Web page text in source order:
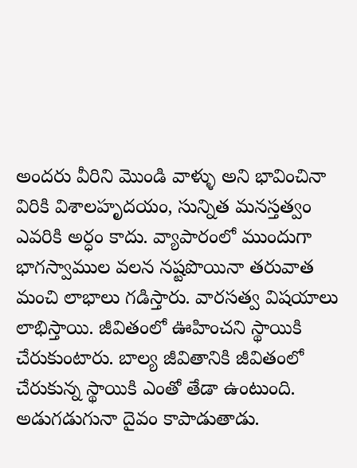
అందరు వీరిని మొండి వాళ్ళు అని భావించినా
విరికి విశాలహృదయం, సున్నిత మనస్తత్వం
ఎవరికి అర్ధం కాదు. వ్యాపారంలో ముందుగా
భాగస్వాముల వలన నష్టపొయినా తరువాత
మంచి లాభాలు గడిస్తారు. వారసత్వ విషయాలు
లాభిస్తాయి. జీవితంలో ఊహించని స్థాయికి
చేరుకుంటారు. బాల్య జీవితానికి జీవితంలో
చేరుకున్న స్థాయికి ఎంతో తేడా ఉంటుంది.
అడుగడుగునా దైవం కాపాడుతాడు.